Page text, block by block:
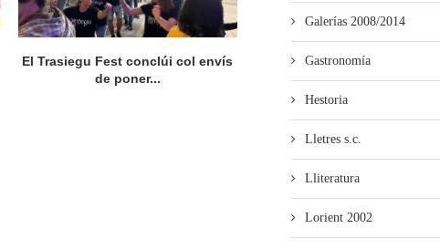
El Trasiegu Fest conclúi col envís
de poner...
El Trasiegu Fest va tener
mercáu con...
Galerías 2008/2014
Gastronomía
Hestoria
Lletres s.c.
Lliteratura
Lorient 2002